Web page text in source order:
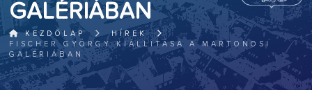
GALÉRIÁBAN
KEZDŐLAP
HÍREK
FISCHER GYÖRGY KIÁLLÍTÁSA A MARTONOSI
GALÉRIÁBAN